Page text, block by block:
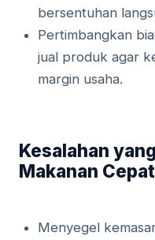
bersentuhan
Pertimbangkan
jual produk agar
margin usaha.
Kesalahan
Makanan
Menyegel